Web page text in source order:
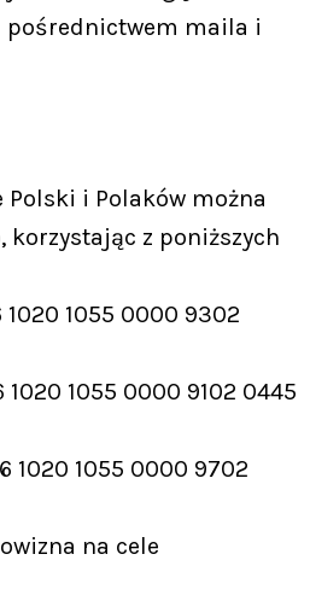
pośrednictwem maila i
Polski i Polaków można
korzystając z poniższych
1020 1055 0000 9302
1020 1055 0000 9102 0445
1020 1055 0000 9702
na cele